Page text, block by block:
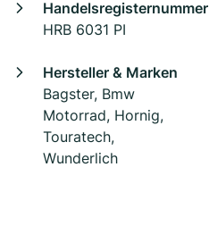
Handelsregisternummer
HRB 6031 PI
Hersteller & Marken
Bagster, Bmw
Motorrad, Hornig,
Touratech,
Wunderlich